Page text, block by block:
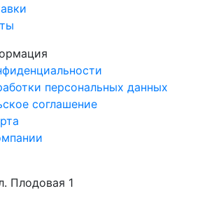
персональных данных
соглашение
Плодовая 1